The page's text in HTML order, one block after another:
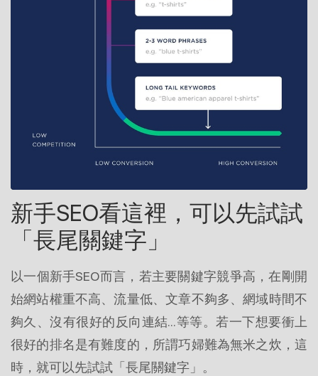
新手SEO看這裡，可以先試試
「長尾關鍵字」
以一個新手SEO而言，若主要關鍵字競爭高，在剛開
始網站權重不高、流量低、文章不夠多、網域時間不
夠久、沒有很好的反向連結…等等。若一下想要衝上
很好的排名是有難度的，所謂巧婦難為無米之炊，這
時，就可以先試試「長尾關鍵字」。